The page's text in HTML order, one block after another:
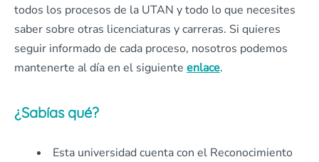
todos los procesos de la UTAN y todo lo que necesites
saber sobre otras licenciaturas y carreras. Si quieres
seguir informado de cada proceso, nosotros podemos
mantenerte al día en el siguiente enlace.
¿Sabías qué?
Esta universidad cuenta con el Reconocimiento